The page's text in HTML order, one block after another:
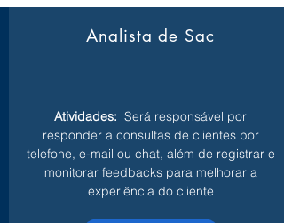
Analista de Sac
Atividades: Será responsável por
responder a consultas de clientes por
telefone, e-mail ou chat, além de registrar e
monitorar feedbacks para melhorar a
experiência do cliente